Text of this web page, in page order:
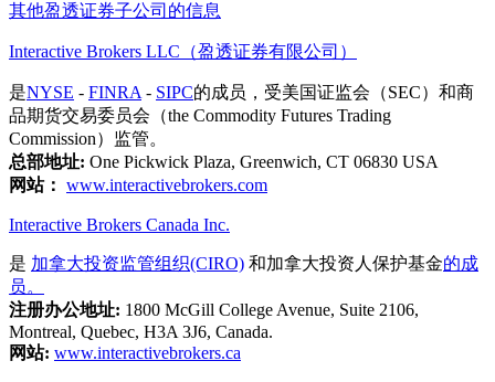
其他盈透证券子公司的信息
Interactive Brokers LLC（盈透证券有限公司）
是NYSE - FINRA - SIPC的成员，受美国证监会（SEC）和商
品期货交易委员会（the Commodity Futures Trading
Commission）监管。
总部地址: One Pickwick Plaza, Greenwich, CT 06830 USA
网站： www.interactivebrokers.com
Interactive Brokers Canada Inc.
是 加拿大投资监管组织(CIRO) 和加拿大投资人保护基金的成
员。
注册办公地址: 1800 McGill College Avenue, Suite 2106,
Montreal, Quebec, H3A 3J6, Canada.
网站: www.interactivebrokers.ca